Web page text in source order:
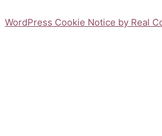
WordPress Cookie Notice by Real